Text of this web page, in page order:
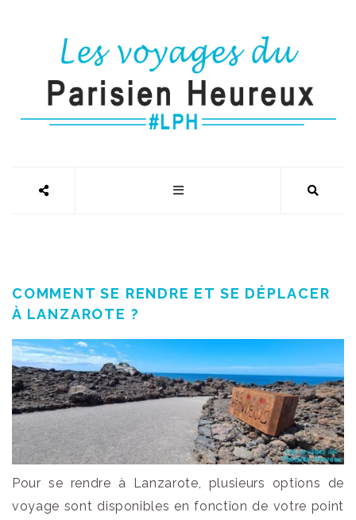
COMMENT SE RENDRE ET SE DÉPLACER
À LANZAROTE ?
Pour se rendre à Lanzarote, plusieurs options de
voyage sont disponibles en fonction de votre point